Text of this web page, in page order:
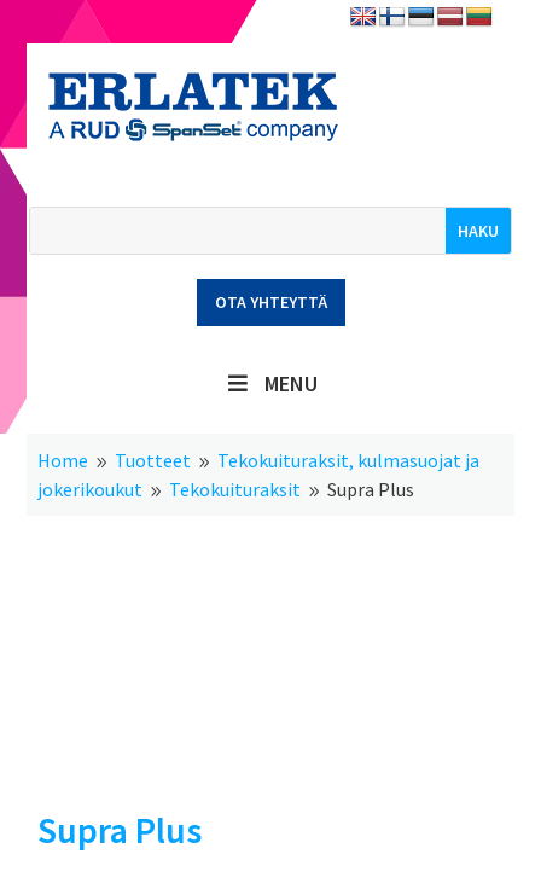
OTA YHTEYTTÄ
MENU
Home 9 Tuotteet 9 Tekokuitu­raksit, kulma­suojat ja
jokeri­koukut 9 Tekokuituraksit 9 Supra Plus
Supra Plus